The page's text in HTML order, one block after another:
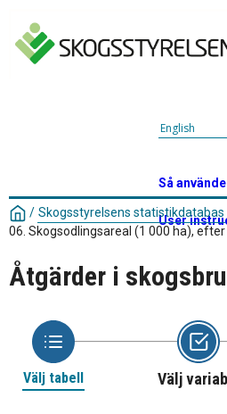
English
Så
User
/ Skogsstyrelsens statistikdatabas
06. Skogsodlingsareal (1 000 ha),
Åtgärder i
Välj tabell Välj